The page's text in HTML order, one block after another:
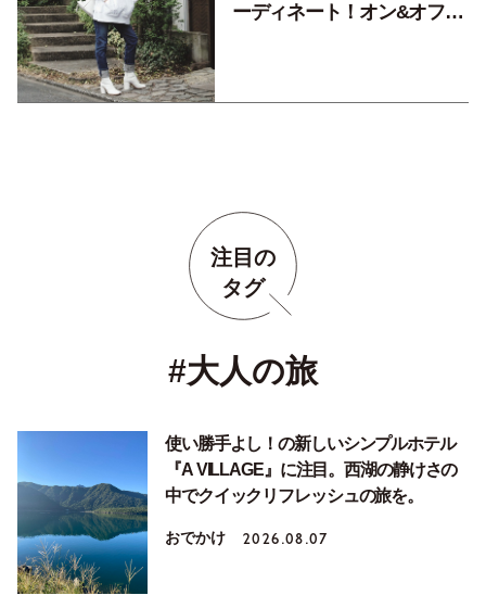
ーディネート！オン&オフの
注目の
タグ
#大人の旅
使い勝手よし！の新しいシンプルホテル
『A VILLAGE』に注目。西湖の静けさの
中でクイックリフレッシュの旅を。
おでかけ 2026.08.07